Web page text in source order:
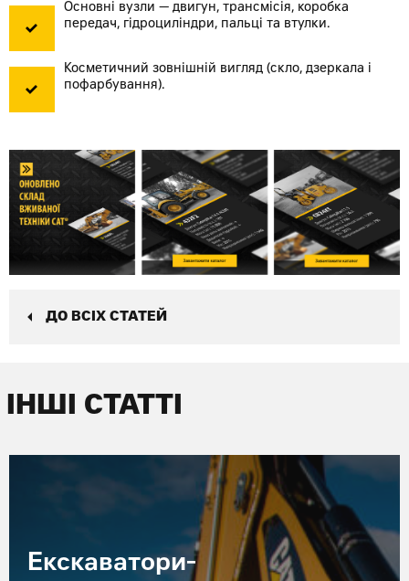
Основні вузли — двигун, трансмісія, коробка
передач, гідроциліндри, пальці та втулки.
Косметичний зовнішній вигляд (скло, дзеркала і
пофарбування).
ДО ВСІХ СТАТЕЙ
ІНШІ СТАТТІ
Екскаватори-